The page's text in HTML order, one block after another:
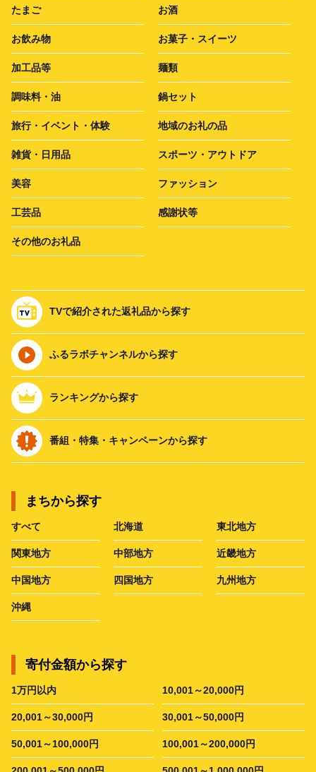
たまご お酒
お飲み物 お菓子・スイーツ
加工品等 麺類
調味料・油 鍋セット
旅行・イベント・体験 地域のお礼の品
雑貨・日用品 スポーツ・アウトドア
美容 ファッション
工芸品 感謝状等
その他のお礼品
TVで紹介された返礼品から探す
ふるラボチャンネルから探す
ランキングから探す
番組・特集・キャンペーンから探す
まちから探す
すべて 北海道 東北地方
関東地方 中部地方 近畿地方
中国地方 四国地方 九州地方
沖縄
寄付金額から探す
1万円以内 10,001～20,000円
20,001～30,000円 30,001～50,000円
50,001～100,000円 100,001～200,000円